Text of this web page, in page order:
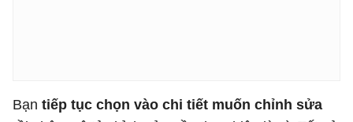
Bạn tiếp tục chọn vào chi tiết muốn chỉnh sửa